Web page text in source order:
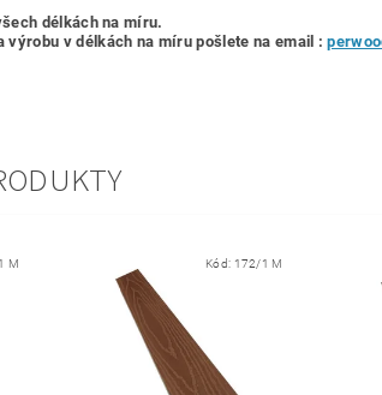
délkách na míru.
výrobu v délkách na míru pošlete na email :
M Kód: 172/1 M